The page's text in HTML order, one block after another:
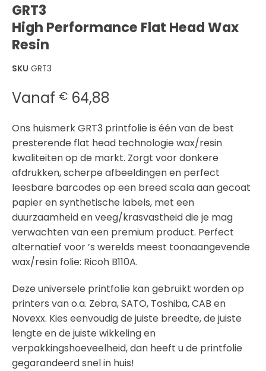
GRT3
High Performance Flat Head Wax
Resin
SKU GRT3
Vanaf € 64,88
Ons huismerk GRT3 printfolie is één van de best
presterende flat head technologie wax/resin
kwaliteiten op de markt. Zorgt voor donkere
afdrukken, scherpe afbeeldingen en perfect
leesbare barcodes op een breed scala aan gecoat
papier en synthetische labels, met een
duurzaamheid en veeg/krasvastheid die je mag
verwachten van een premium product. Perfect
alternatief voor ’s werelds meest toonaangevende
wax/resin folie: Ricoh B110A.
Deze universele printfolie kan gebruikt worden op
printers van o.a. Zebra, SATO, Toshiba, CAB en
Novexx. Kies eenvoudig de juiste breedte, de juiste
lengte en de juiste wikkeling en
verpakkingshoeveelheid, dan heeft u de printfolie
gegarandeerd snel in huis!